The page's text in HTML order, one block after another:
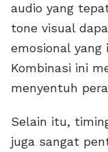
audio yang
tone visual
emosional yang
Kombinasi ini
menyentuh
Selain itu,
juga sangat